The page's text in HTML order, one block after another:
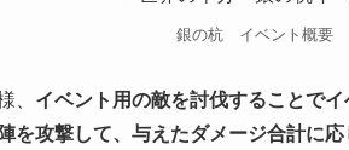
銀の杭 イベント概要
、 イベント用の敵を討伐することで
を攻撃して、与えたダメージ合計に